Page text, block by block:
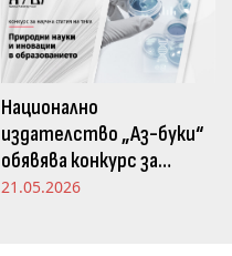
Национално
издателство „Аз-буки“
обявява конкурс за
научна статия на тема
21.05.2026